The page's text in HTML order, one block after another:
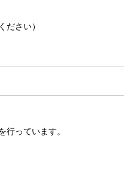
ださい）
っています。